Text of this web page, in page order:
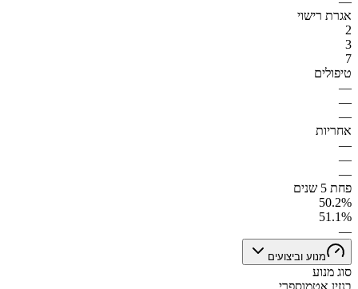
אגרת רישוי
2
3
7
טיפולים
—
—
—
אחריות
—
—
—
פחת 5 שנים
50.2%
51.1%
—
מנוע וביצועים
סוג מנוע
בנזין אטמוספרי